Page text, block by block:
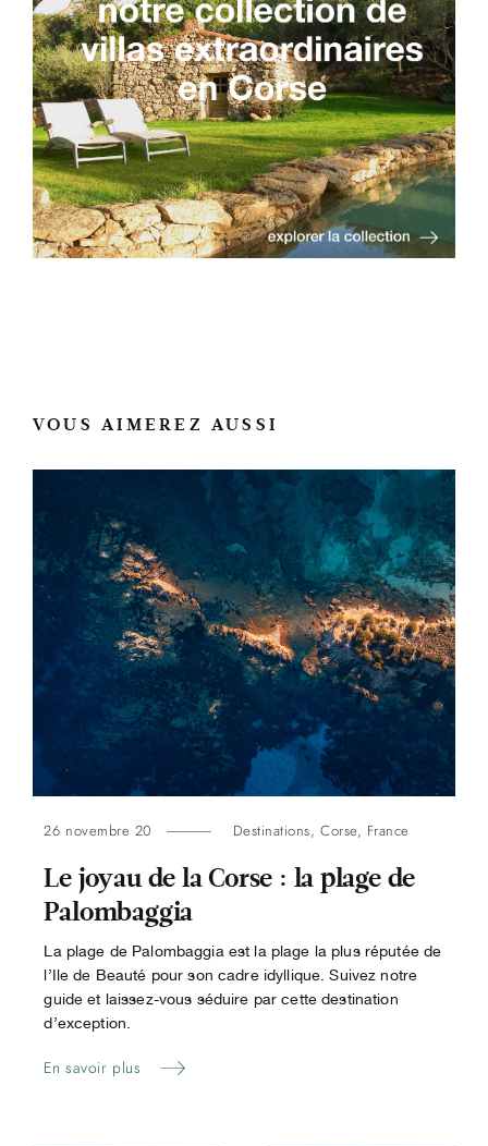
VOUS AIMEREZ AUSSI
26 novembre 20 Destinations,Corse, France
Le joyau de la Corse : la plage de
Palombaggia
La plage de Palombaggia est la plage la plus réputée de
l’Ile de Beauté pour son cadre idyllique. Suivez notre
guide et laissez-vous séduire par cette destination
d’exception.
En savoir plus